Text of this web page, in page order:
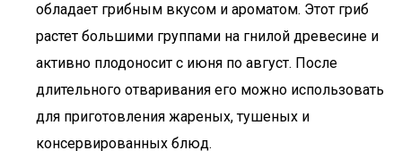
обладает грибным вкусом и ароматом. Этот гриб
растет большими группами на гнилой древесине и
активно плодоносит с июня по август. После
длительного отваривания его можно использовать
для приготовления жареных, тушеных и
консервированных блюд.